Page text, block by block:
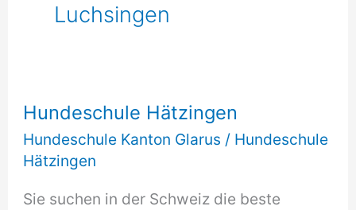
Luchsingen
Hundeschule Hätzingen
Hundeschule Kanton Glarus / Hundeschule
Hätzingen
Sie suchen in der Schweiz die beste